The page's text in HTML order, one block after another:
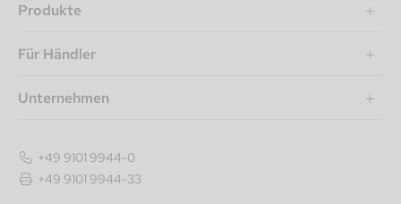
Produkte
Für Händler
Unternehmen
+49 9101 9944-0
+49 9101 9944-33